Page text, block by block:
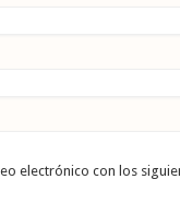
electrónico con los